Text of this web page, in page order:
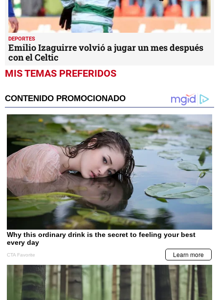
DEPORTES
Emilio Izaguirre volvió a jugar un mes después
con el Celtic
MIS TEMAS PREFERIDOS